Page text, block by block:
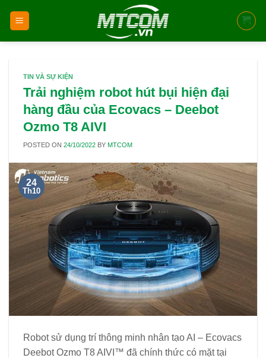
TIN VÀ SỰ KIỆN
Trải nghiệm robot hút bụi hiện đại
hàng đầu của Ecovacs – Deebot
Ozmo T8 AIVI
POSTED ON24/10/2022 BY MTCOM
24
Th10
Robot sử dụng trí thông minh nhân tạo AI – Ecovacs
Deebot Ozmo T8 AIVI™ đã chính thức có mặt tại